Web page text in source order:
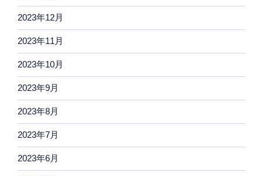
2023年12月
2023年11月
2023年10月
2023年9月
2023年8月
2023年7月
2023年6月